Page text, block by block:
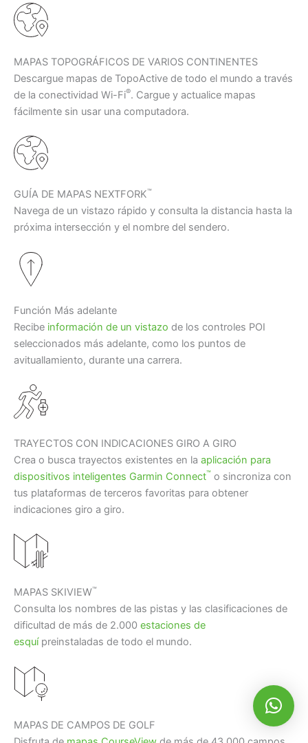
MAPAS TOPOGRÁFICOS DE VARIOS CONTINENTES
Descargue mapas de TopoActive de todo el mundo a través
de la conectividad Wi-Fi®. Cargue y actualice mapas
fácilmente sin usar una computadora.
GUÍA DE MAPAS NEXTFORK™
Navega de un vistazo rápido y consulta la distancia hasta la
próxima intersección y el nombre del sendero.
Función Más adelante
Recibe información de un vistazo de los controles POI
seleccionados más adelante, como los puntos de
avituallamiento, durante una carrera.
TRAYECTOS CON INDICACIONES GIRO A GIRO
Crea o busca trayectos existentes en la aplicación para
dispositivos inteligentes Garmin Connect™ o sincroniza con
tus plataformas de terceros favoritas para obtener
indicaciones giro a giro.
MAPAS SKIVIEW™
Consulta los nombres de las pistas y las clasificaciones de
dificultad de más de 2.000 estaciones de
esquípreinstaladas de todo el mundo.
MAPAS DE CAMPOS DE GOLF